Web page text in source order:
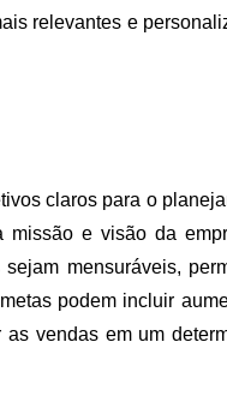
relevantes e
claros para o
missão e visão da
mensuráveis,
podem incluir
vendas em um